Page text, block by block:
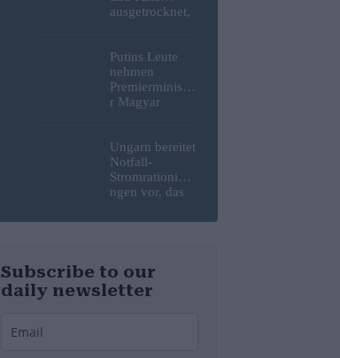
ausgetrocknet,
umgeleitet
haben?
Putins Leute
nehmen
Premierministe
r Magyar
verspotten
diesmal die
Energiekrise
und das Paks-
Ungarn bereitet
Notfall-
Stromrationieru
ngen vor, das
Paks könnte an
stillgelegt
werden
Subscribe to our
daily newsletter